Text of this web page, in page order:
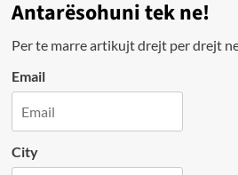
Antarësohuni tek ne!
Per te marre artikujt drejt per drejt
Email
City